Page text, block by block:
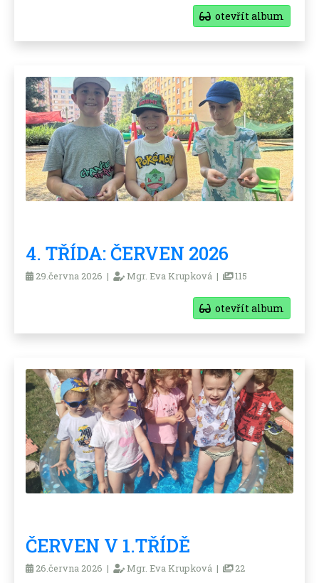
otevřít album
4. TŘÍDA: ČERVEN 2026
29.června 2026 | Mgr. Eva Krupková | 115
otevřít album
ČERVEN V 1.TŘÍDĚ
26.června 2026 | Mgr. Eva Krupková | 22